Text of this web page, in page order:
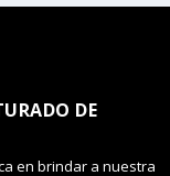
DE
en brindar a nuestra